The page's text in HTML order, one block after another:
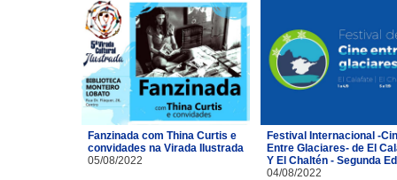
Fanzinada com Thina Curtis e
convidades na Virada Ilustrada
05/08/2022
Festival Internacional -
Entre Glaciares- de El
Y El Chaltén - Segunda
04/08/2022